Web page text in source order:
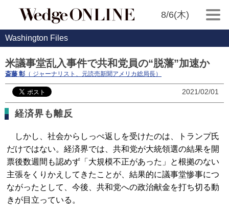
8/6(木)
Washington Files
米議事堂乱入事件で共和党員の“脱藩”加速か
斎藤 彰 （ ジャーナリスト、元読売新聞アメリカ総局長）
2021/02/01
経済界も離反
しかし、社会からしっぺ返しを受けたのは、トランプ氏
だけではない。経済界では、共和党が大統領選の結果を開
票後数週間も認めず「大規模不正があった」と根拠のない
主張をくりかえしてきたことが、結果的に議事堂惨事につ
ながったとして、今後、共和党への政治献金を打ち切る動
きが目立っている。